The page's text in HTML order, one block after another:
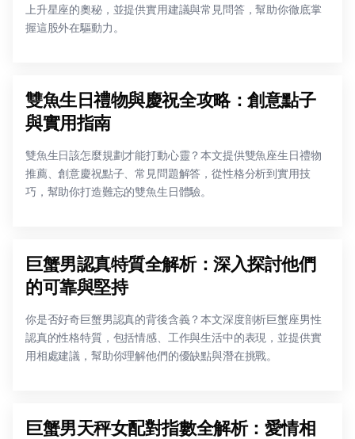
上升星座的奧秘，並提供實用建議與常見問答，幫助你徹底掌
握這股外在驅動力。
雙魚生日禮物與慶祝全攻略：創意點子
與實用指南
雙魚生日該怎麼規劃才能打動心靈？本文提供雙魚座生日禮物
推薦、創意慶祝點子、常見問題解答，從性格分析到實用技
巧，幫助你打造難忘的雙魚生日體驗。
巨蟹男認真特質全解析：深入探討他們
的可靠與堅持
你是否好奇巨蟹男認真的背後含義？本文深度剖析巨蟹座男性
認真的性格特質，包括情感、工作與生活中的表現，並提供實
用相處建議，幫助你理解他們的優缺點與潛在挑戰。
巨蟹男天秤女配對指數全解析：愛情相